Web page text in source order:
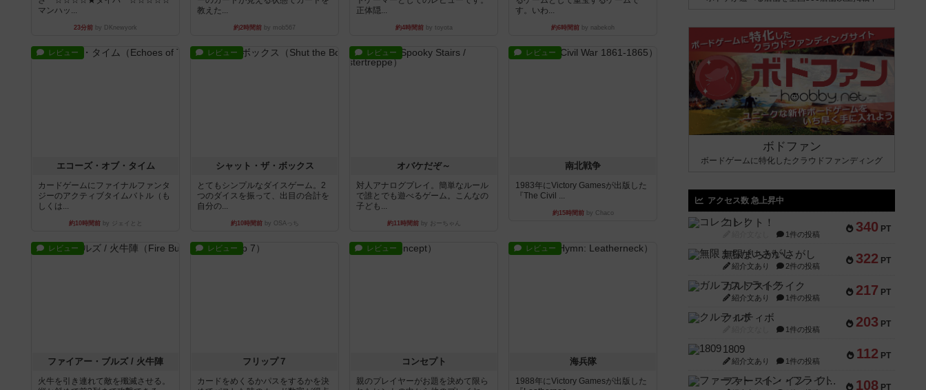
マンハッ...
23分前 by DKnewyork
教えた...
約2時間前 by mob567
正体隠...
約4時間前by toyota
す。いわ...
約6時間前 by nabekoh
レビュー
エコーズ・オブ・タイム
カードゲームにファイナルファンタ
ジーのアクティブタイムバトル（も
しくは...
約10時間前by ジェイとと
レビュー
シャット・ザ・ボックス
とてもシンプルなダイスゲーム。2
つのダイスを振って、出目の合計を
自分の...
約10時間前by OSAっち
レビュー
オバケだぞ～
対人アナログプレイ。簡単なルール
で誰とでも遊べるゲーム。こんなの
子ども...
約11時間前by おーちゃん
レビュー
南北戦争
1983年にVictory Gamesが出版した
『The Civil ...
約15時間前by Chaco
レビュー
ファイアー・ブルズ / 火牛陣
火牛を引き連れて敵を殲滅させる。
レビュー
フリップ７
カードをめくるかパスをするかを決
レビュー
コンセプト
親のプレイヤーがお題を決めて限ら
レビュー
海兵隊
1988年にVictory Gamesが出版した
ボドファン
ボードゲームに特化したクラウドファンディング
アクセス数 急上昇中
340 PT
コレクト！
1件の投稿
322 PT
無限まちがいさがし
紹介文あり 2件の投稿
217 PT
ガルフストライク
紹介文あり 1件の投稿
203 PT
クルティボ
1件の投稿
112 PT
1809
紹介文あり 1件の投稿
108 PT
ファースト・イン・フライト